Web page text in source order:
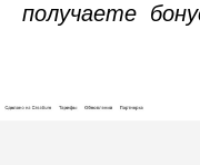
получаете